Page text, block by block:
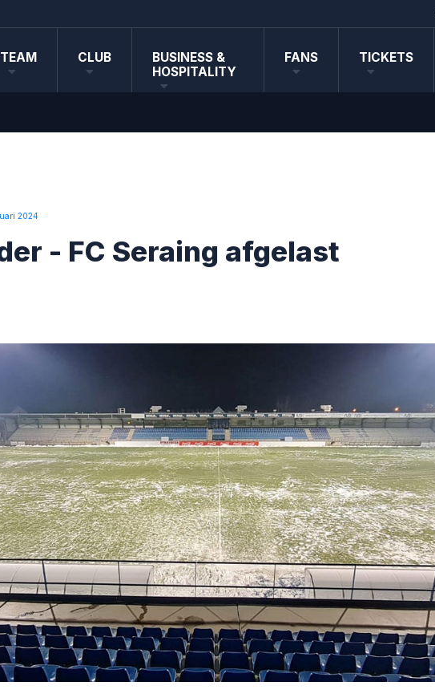
TEAM CLUB
BUSINESS &
HOSPITALITY
FANS TICKETS
2024
- FC Seraing afgelast